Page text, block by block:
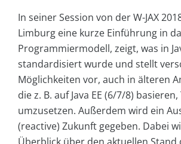
In seiner Session von der W-JAX
Limburg eine kurze Einführung in
Programmiermodell, zeigt, was in
standardisiert wurde und stellt
Möglichkeiten vor, auch in älteren
die z. B. auf Java EE (6/7/8)
umzusetzen. Außerdem wird ein
(reactive) Zukunft gegeben. Dabei